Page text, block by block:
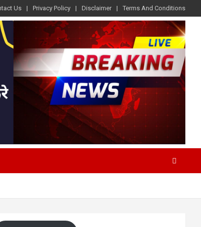
Us Privacy Policy Disclaimer Terms And Conditions